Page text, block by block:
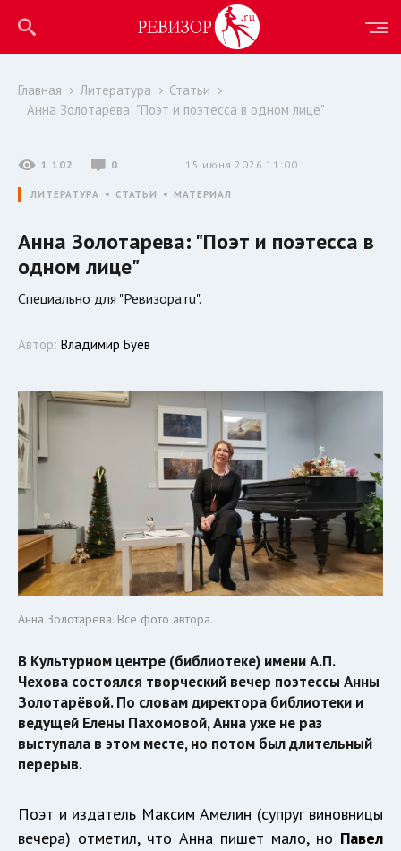
Главная Литература
Статьи
Анна Золотарева: "Поэт и поэтесса в одном лице"
1 102 0 15 июня 2026 11:00
ЛИТЕРАТУРА СТАТЬИ МАТЕРИАЛ
Анна Золотарева: "Поэт и поэтесса в
одном лице"
Специально для "Ревизора.ru".
Автор: Владимир Буев
Анна Золотарева. Все фото автора.
В Культурном центре (библиотеке) имени А.П.
Чехова состоялся творческий вечер поэтессы Анны
Золотарёвой. По словам директора библиотеки и
ведущей Елены Пахомовой, Анна уже не раз
выступала в этом месте, но потом был длительный
перерыв.
Поэт и издатель Максим Амелин (супруг виновницы
вечера) отметил, что Анна пишет мало, но Павел